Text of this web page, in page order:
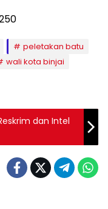
peletakan batu
wali kota binjai
dan Intel